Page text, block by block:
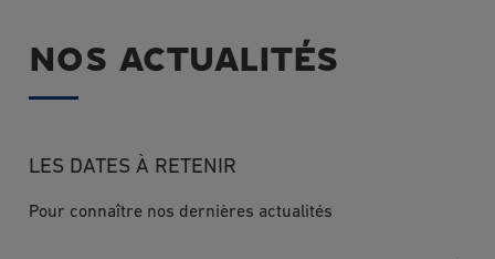
NOS ACTUALITÉS
LES DATES À RETENIR
Pour connaître nos dernières actualités